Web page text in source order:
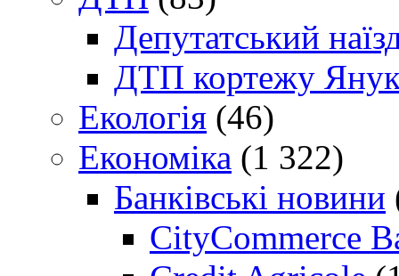
Депутатський
ДТП кортежу
Екологія (46)
Економіка (1 322)
Банківські новини
CityCommerce